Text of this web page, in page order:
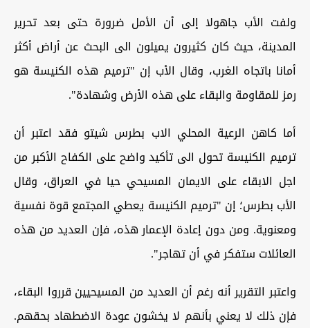
ولفت الأب جاهولا إلى أن الأمل ضرورة حتى بعد تحرير
المدينة، حيث كان كثيرون يميلون الى البحث عن أراض أكثر
أمانا باتجاه الغرب، وقال الأب إن "ترميم هذه الكنيسة هو
رمز للمقاومة والبقاء على هذه الأرض وشهادة".
أما كاهن الرعية المحلي الاب بطرس شيتو فقد اعتبر أن
ترميم الكنيسة تحول الى تأكيد واضح على الكفاح الأكبر من
اجل الابقاء على الايمان المسيحي حيا في العراق، وقال
الأب بطرس؛ إن "ترميم الكنيسة يعطي المجتمع قوة نفسية
ومعنوية. ومن دون إعادة الإعمار هذه، فإن العديد من هذه
العائلات ستفكر في أن تهاجر".
واعتبر التقرير أنه رغم أن العديد من المسيحيين قرروا البقاء،
فإن ذلك لا يعني بأنهم لا يخشون عودة الاضطهاد بحقهم.